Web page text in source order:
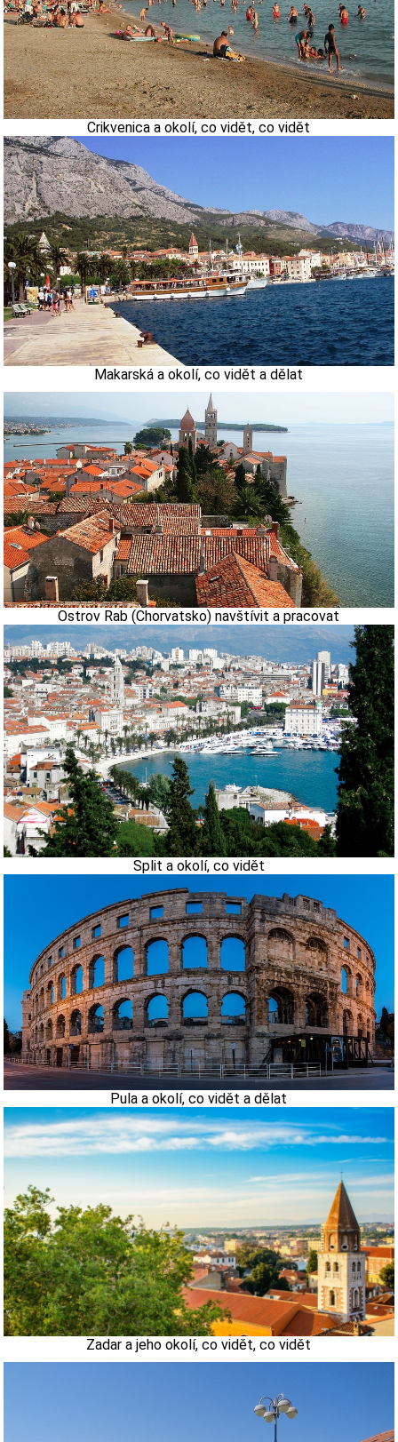
Crikvenica a okolí, co vidět, co vidět
Makarská a okolí, co vidět a dělat
Ostrov Rab (Chorvatsko) navštívit a pracovat
Split a okolí, co vidět
Pula a okolí, co vidět a dělat
Zadar a jeho okolí, co vidět, co vidět